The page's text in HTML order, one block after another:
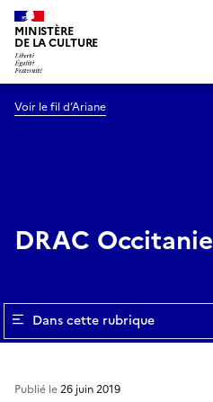
MINISTÈRE
DE LA CULTURE
Voir le fil d’Ariane
DRAC Occitanie
Dans cette rubrique
Publié le26 juin 2019